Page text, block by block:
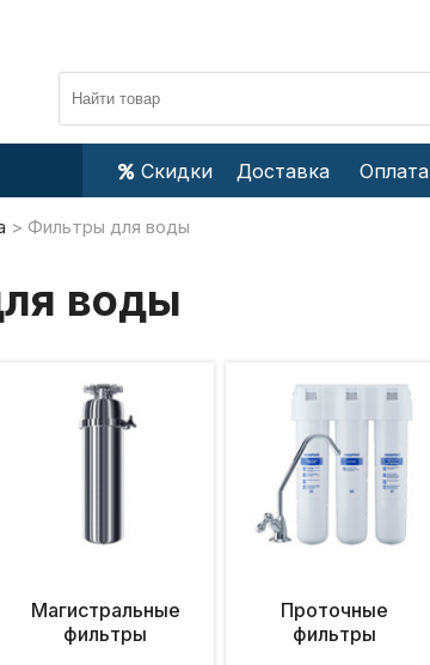
Скидки Доставка Оплата
Фильтры для воды
воды
Магистральные
фильтры
Проточные
фильтры